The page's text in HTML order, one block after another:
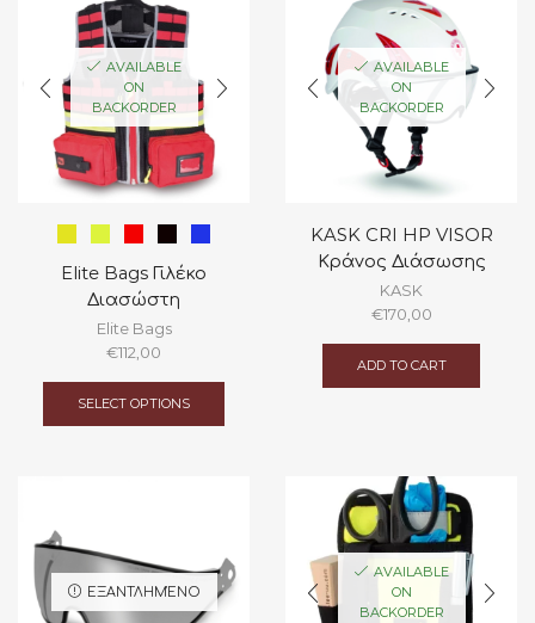
on
AVAILABLE
ON
BACKORDER
Elite Bags Γιλέκο
Διασώστη
Elite Bags
€112,00
SELECT OPTIONS
be
chosen
on
AVAILABLE
ON
BACKORDER
KASK CRI HP VISOR
Κράνος Διάσωσης
KASK
€170,00
ADD TO CART
ΕΞΑΝΤΛΗΜΈΝΟ
AVAILABLE
ON
BACKORDER